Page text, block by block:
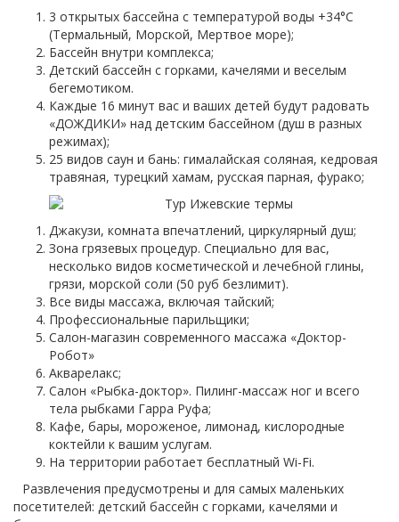
3 открытых бассейна с температурой воды +34°С
(Термальный, Морской, Мертвое море);
Бассейн внутри комплекса;
Детский бассейн с горками, качелями и веселым
бегемотиком.
Каждые 16 минут вас и ваших детей будут радовать
«ДОЖДИКИ» над детским бассейном (душ в разных
режимах);
25 видов саун и бань: гималайская соляная, кедровая
травяная, турецкий хамам, русская парная, фурако;
Джакузи, комната впечатлений, циркулярный душ;
Зона грязевых процедур. Специально для вас,
несколько видов косметической и лечебной глины,
грязи, морской соли (50 руб безлимит).
Все виды массажа, включая тайский;
Профессиональные парильщики;
Салон-магазин современного массажа «Доктор-
Робот»
Акварелакс;
Салон «Рыбка-доктор». Пилинг-массаж ног и всего
тела рыбками Гарра Руфа;
Кафе, бары, мороженое, лимонад, кислородные
коктейли к вашим услугам.
На территории работает бесплатный Wi-Fi.
Развлечения предусмотрены и для самых маленьких
посетителей: детский бассейн с горками, качелями и